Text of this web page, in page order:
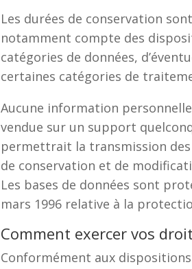
Les durées de conservation
notamment compte des
catégories de données,
certaines catégories de
Aucune information
vendue sur un support
permettrait la transmission
de conservation et de
Les bases de données sont
mars 1996 relative à la
Comment exercer vos
Conformément aux